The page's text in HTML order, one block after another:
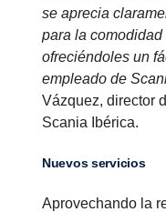
se aprecia
para la
ofreciéndoles un
empleado de
Vázquez, director
Scania Ibérica.
Nuevos servicios
Aprovechando la